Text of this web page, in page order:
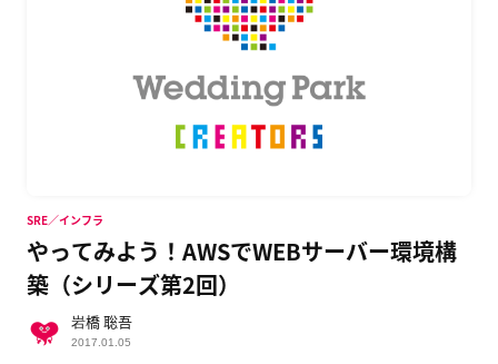
やってみよう！AWSでWEBサーバー環境構
築（シリーズ第2回）
SRE／インフラ
岩橋 聡吾
2017.01.05